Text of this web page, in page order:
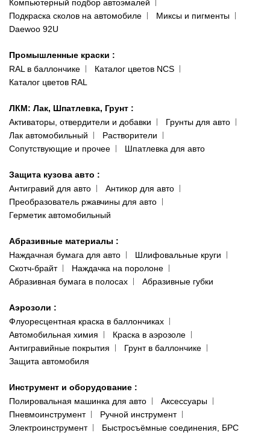
Одесса
пр-т Акад. Глушко, 29
066 554-97-70
Публичная оферта
Политика конфиденциальности
Компьютерный подбор автоэмалей
Подкраска сколов на автомобиле
Миксы и пигменты
Daewoo 92U
Промышленные краски :
RAL в баллончике
Каталог цветов NCS
Каталог цветов RAL
ЛКМ: Лак, Шпатлевка, Грунт :
Активаторы, отвердители и добавки
Грунты для авто
Лак автомобильный
Растворители
Сопутствующие и прочее
Шпатлевка для авто
Защита кузова авто :
Антигравий для авто
Антикор для авто
Преобразователь ржавчины для авто
Герметик автомобильный
Абразивные материалы :
Наждачная бумага для авто
Шлифовальные круги
Скотч-брайт
Наждачка на поролоне
Абразивная бумага в полосах
Абразивные губки
Аэрозоли :
Флуоресцентная краска в баллончиках
Автомобильная химия
Краска в аэрозоле
Антигравийные покрытия
Грунт в баллончике
Защита автомобиля
Инструмент и оборудование :
Полировальная машинка для авто
Аксессуары
Пневмоинструмент
Ручной инструмент
Электроинструмент
Быстросъёмные соединения, БРС